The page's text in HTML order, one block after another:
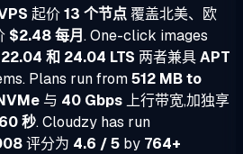
起价13 个节点覆盖北美、欧
$2.48 每月. One-click images
和 24.04 LTS 两者兼具APT
Plans run from512 MB to
与 40 Gbps 上行带宽,加独享
60 秒. Cloudzy has run
评分为 4.6 / 5 by 764+